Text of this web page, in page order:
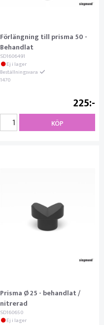
Förlängning till prisma 50 -
Behandlat
SD1606491
Ej i lager
Beställningsvara
1470
225
KÖP
Prisma Ø 25 - behandlat /
nitrerad
SD160650
Ej i lager